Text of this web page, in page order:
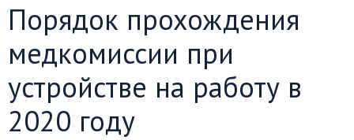
Порядок прохождения
медкомиссии при
устройстве на работу в
2020 году